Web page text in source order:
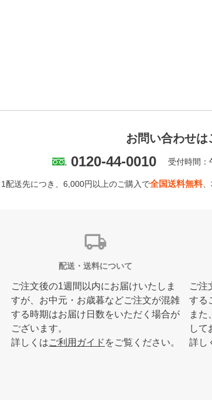
お問い合わせは
0120-44-0010 受付時間：
1配送先につき、6,000円以上のご購入で全国送料無料
local_shipping
配送・送料について
ご注文後の1週間以内にお届けいたしま
すが、お中元・お歳暮などご注文が混雑
する時期はお届け日数をいただく場合が
ございます。
詳しくはご利用ガイド をご覧ください。
ご注
する
また
して
詳し